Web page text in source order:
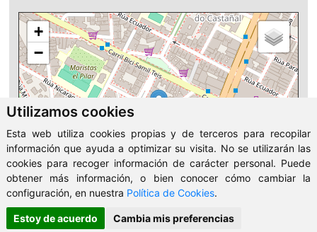
Utilizamos cookies
Esta web utiliza cookies propias y de terceros para recopilar
información que ayuda a optimizar su visita. No se utilizarán las
cookies para recoger información de carácter personal. Puede
obtener más información, o bien conocer cómo cambiar la
configuración, en nuestra Política de Cookies.
Estoy de acuerdo Cambia mis preferencias
+
−
Leaflet| ©OpenStreetMap